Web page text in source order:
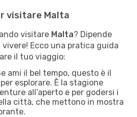
visitare Malta
visitare Malta? Dipende
Ecco una pratica guida
il tuo viaggio:
ami il bel tempo, questo è il
esplorare. È la stagione
all’aperto e per godersi i
città, che mettono in mostra